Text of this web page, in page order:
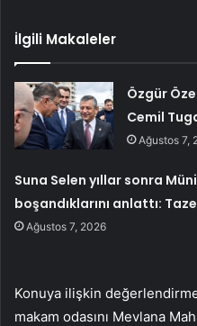
İlgili Makaleler
Özgür
Cemil
Ağustos 7,
Suna Selen yıllar sonra
boşandıklarını anlattı:
Ağustos 7, 2026
Konuya ilişkin
makam odasını Mevlana